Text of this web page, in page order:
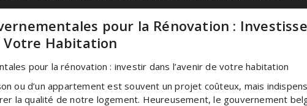
pour la Rénovation :
Votre Habitation
pour la rénovation : investir dans l’avenir de votre habitation
ou d’un appartement est souvent un projet coûteux, mais
la qualité de notre logement. Heureusement, le gouvernement